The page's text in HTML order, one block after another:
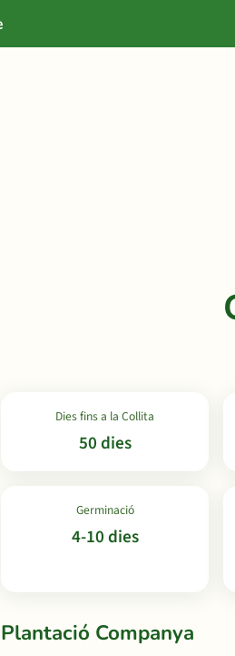
Dies fins a la Collita
50 dies
Germinació
4-10 dies
Plantació Companya